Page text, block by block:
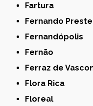
Fartura
Fernando
Fernandópolis
Fernão
Ferraz de
Flora Rica
Floreal